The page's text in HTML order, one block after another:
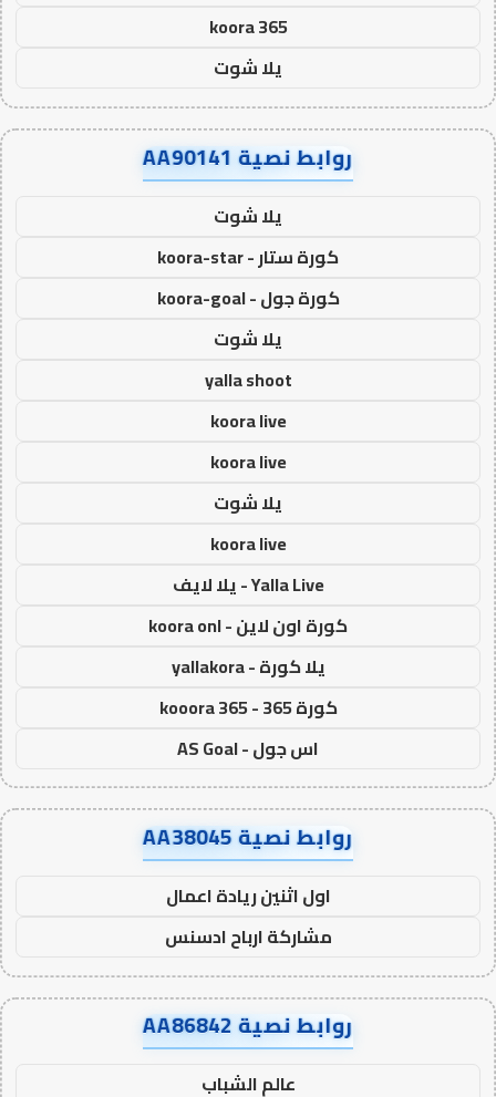
koora 365
يلا شوت
روابط نصية AA90141
يلا شوت
كورة ستار - koora-star
كورة جول - koora-goal
يلا شوت
yalla shoot
koora live
koora live
يلا شوت
koora live
Yalla Live - يلا لايف
كورة اون لاين - koora onl
يلا كورة - yallakora
كورة 365 - kooora 365
اس جول - AS Goal
روابط نصية AA38045
اول اثنين ريادة اعمال
مشاركة ارباح ادسنس
روابط نصية AA86842
عالم الشباب